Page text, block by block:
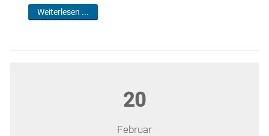
Weiterlesen ...
20
Februar